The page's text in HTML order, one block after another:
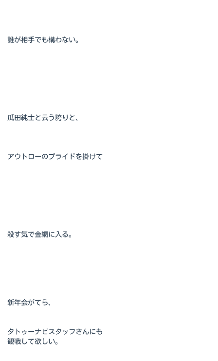
誰が相手でも構わない。
瓜田純士と云う誇りと、
アウトローのプライドを掛けて
殺す気で金網に入る。
新年会がてら、
タトゥーナビスタッフさんにも
観戦して欲しい。